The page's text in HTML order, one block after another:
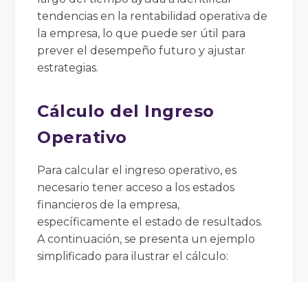
tendencias en la rentabilidad operativa de
la empresa, lo que puede ser útil para
prever el desempeño futuro y ajustar
estrategias.
Cálculo del Ingreso
Operativo
Para calcular el ingreso operativo, es
necesario tener acceso a los estados
financieros de la empresa,
específicamente el estado de resultados.
A continuación, se presenta un ejemplo
simplificado para ilustrar el cálculo: